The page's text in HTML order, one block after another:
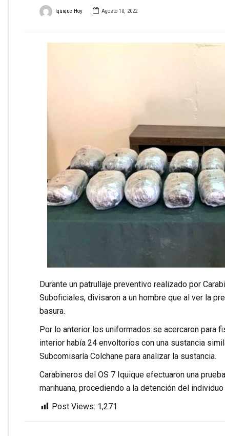
Iquique Hoy Agosto 10, 2022
Durante un patrullaje preventivo realizado por
Suboficiales, divisaron a un hombre que al ver la
basura.
Por lo anterior los uniformados se acercaron para
interior había 24 envoltorios con una sustancia
Subcomisaría Colchane para analizar la sustancia.
Carabineros del OS 7 Iquique efectuaron una
marihuana, procediendo a la detención del
Post Views: 1,271